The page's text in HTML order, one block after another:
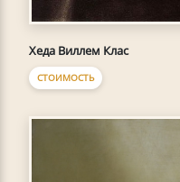
Хеда Виллем Клас
СТОИМОСТЬ